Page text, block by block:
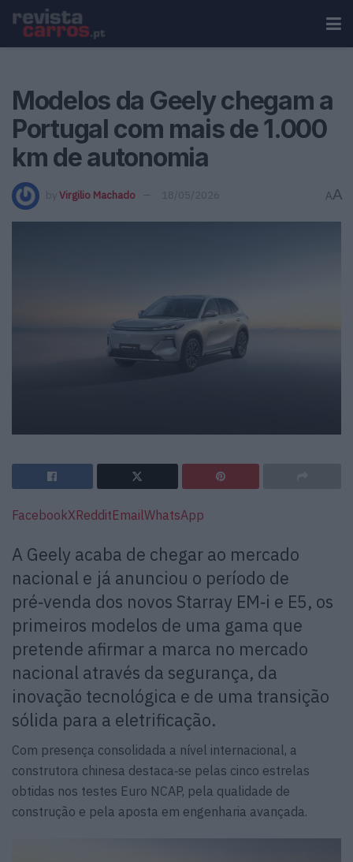
Modelos da Geely chegam a
Portugal com mais de 1.000
km de autonomia
by Virgilio Machado 18/05/2026 AA
FacebookXRedditEmailWhatsApp
A Geely acaba de chegar ao mercado
nacional e já anunciou o período de
pré‑venda dos novos Starray EM‑i e E5, os
primeiros modelos de uma gama que
pretende afirmar a marca no mercado
nacional através da segurança, da
inovação tecnológica e de uma transição
sólida para a eletrificação.
Com presença consolidada a nível internacional, a
construtora chinesa destaca‑se pelas cinco estrelas
obtidas nos testes Euro NCAP, pela qualidade de
construção e pela aposta em engenharia avançada.